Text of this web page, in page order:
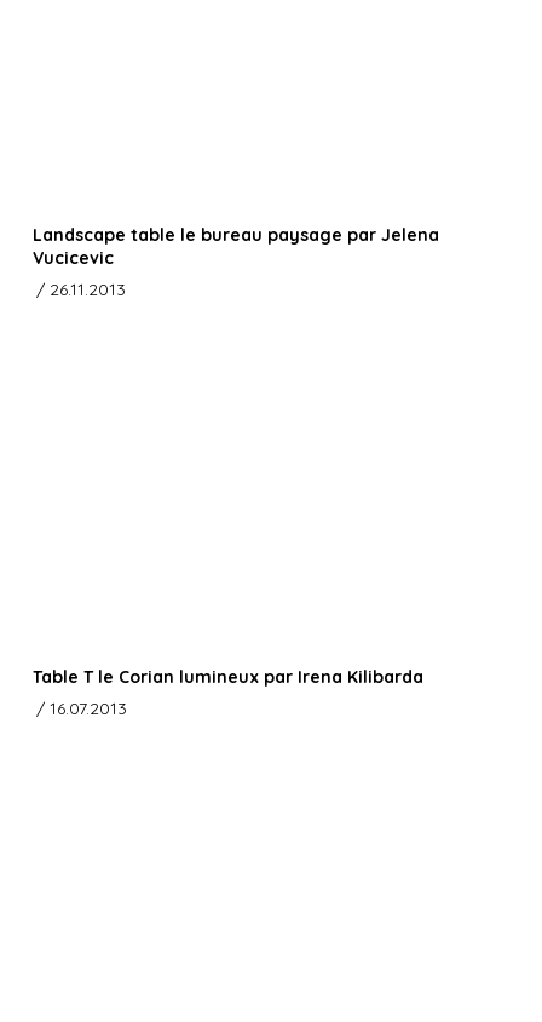
Landscape table le bureau paysage par Jelena
Vucicevic
/ 26.11.2013
Table T le Corian lumineux par Irena Kilibarda
/ 16.07.2013